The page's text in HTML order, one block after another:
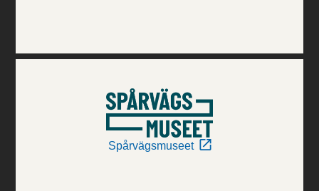
Spårvägsmuseet